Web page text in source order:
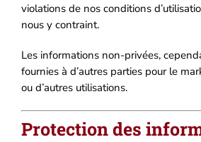
violations de nos conditions
nous y contraint.
Les informations non-privées,
fournies à d’autres parties pour le
ou d’autres utilisations.
Protection des